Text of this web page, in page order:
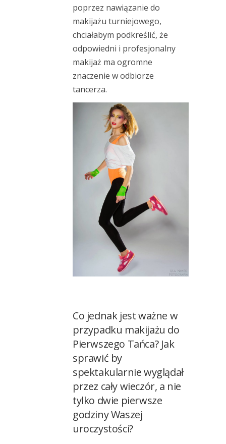
poprzez nawiązanie do
makijażu turniejowego,
chciałabym podkreślić, że
odpowiedni i profesjonalny
makijaż ma ogromne
znaczenie w odbiorze
tancerza.
Co jednak jest ważne w
przypadku makijażu do
Pierwszego Tańca? Jak
sprawić by
spektakularnie wyglądał
przez cały wieczór, a nie
tylko dwie pierwsze
godziny Waszej
uroczystości?